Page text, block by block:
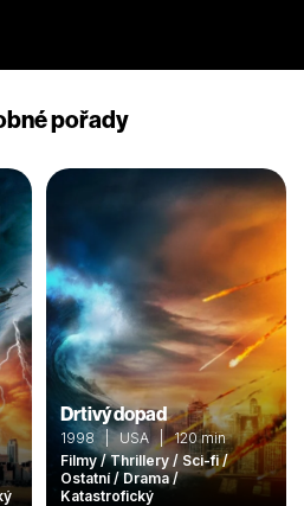
pořady
Drtivý dopad
1998 | USA | 120 min
Filmy / Thrillery / Sci-fi /
Ostatní / Drama /
Katastrofický